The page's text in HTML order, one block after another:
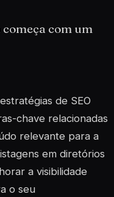
com um
de SEO
chave relacionadas
relevante para a
em diretórios
a visibilidade
o seu